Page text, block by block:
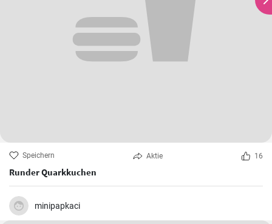
Speichern Aktie 16
Runder Quarkkuchen
minipapkaci